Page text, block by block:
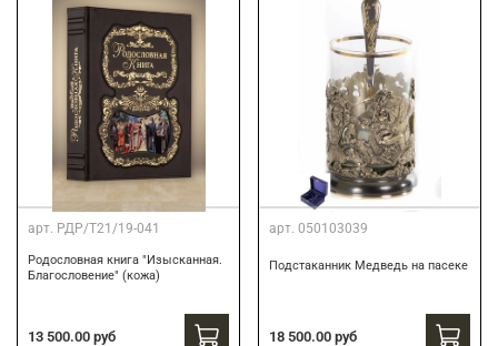
арт. РДР/Т21/19-041
Родословная книга "Изысканная.
Благословение" (кожа)
13 500.00 руб
арт. 050103039
Подстаканник Медведь на пасеке
18 500.00 руб